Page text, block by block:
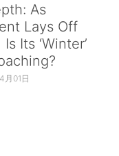
As
Lays Off
Its ‘Winter’
月01日